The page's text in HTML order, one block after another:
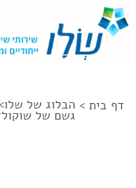
דף בית > הבלוג של שלו>
גשם של